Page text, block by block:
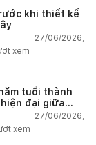
khi thiết kế
27/06/2026,
xem
tuổi thành
đại giữa
27/06/2026,
xem